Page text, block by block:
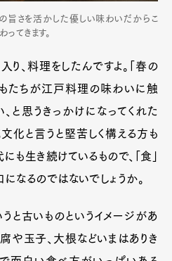
GourmetCars
Lifestyle
旨さを活かした優しい味わいだからこ
てきます。
、料理をしたんですよ。「春の
たちが江戸料理の味わいに触
と思うきっかけになってくれた
化と言うと堅苦しく構える方も
も生き続けているもので、「食」
なるのではないでしょうか。
うと古いものというイメージがあ
や玉子、大根などいまはありき